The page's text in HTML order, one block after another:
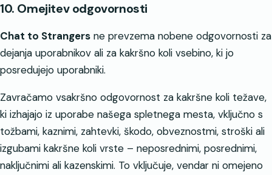
10. Omejitev odgovornosti
Chat to Strangers ne prevzema nobene odgovornosti za
dejanja uporabnikov ali za kakršno koli vsebino, ki jo
posredujejo uporabniki.
Zavračamo vsakršno odgovornost za kakršne koli težave,
ki izhajajo iz uporabe našega spletnega mesta, vključno s
tožbami, kaznimi, zahtevki, škodo, obveznostmi, stroški ali
izgubami kakršne koli vrste – neposrednimi, posrednimi,
naključnimi ali kazenskimi. To vključuje, vendar ni omejeno